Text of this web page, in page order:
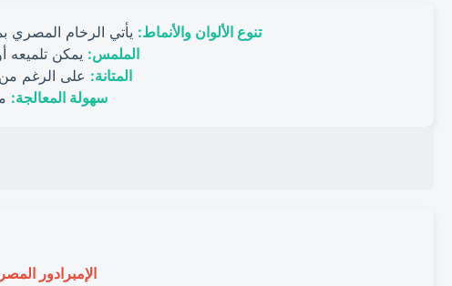
تنوع الألوان والأنماط: يأتي الرخام المصري
الملمس: يمكن
المتانة: على الرغم من
سهولة المعالجة:
الإمبرادور